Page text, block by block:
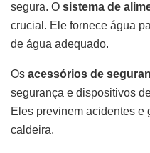
segura. O sistema de
crucial. Ele fornece água
de água adequado.
Os acessórios de
segurança e dispositivos
Eles previnem acidentes e
caldeira.